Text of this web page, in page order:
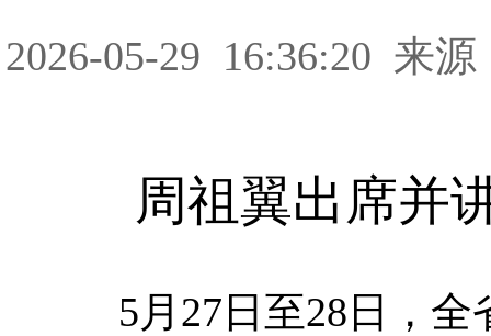
2026-05-29 16:36:20 来源
周祖翼出席并
5月27日至28日，